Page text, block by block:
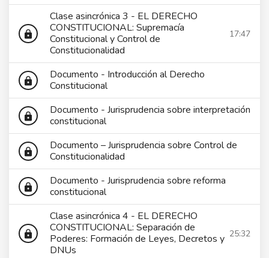
lock
Clase asincrónica 3 - EL DERECHO
CONSTITUCIONAL: Supremacía
Constitucional y Control de
Constitucionalidad
17:47
lock
Documento - Introducción al Derecho
Constitucional
lock
Documento - Jurisprudencia sobre interpretación
constitucional
lock
Documento – Jurisprudencia sobre Control de
Constitucionalidad
lock
Documento - Jurisprudencia sobre reforma
constitucional
lock
Clase asincrónica 4 - EL DERECHO
CONSTITUCIONAL: Separación de
Poderes: Formación de Leyes, Decretos y
DNUs
25:32